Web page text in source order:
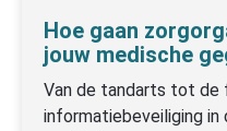
Hoe gaan
jouw medische
Van de tandarts tot de
informatiebeveiliging